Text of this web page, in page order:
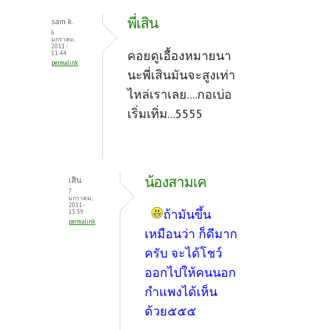
sam k.
6
มกราคม,
2011 -
11:44
permalink
พี่เสิน
คอยดูเอื้องหมายนา
นะพี่เสินมันจะสูงเท่า
ไหล่เราเลย....กอเบ่อ
เริ่มเทิ่ม...5555
เสิน
7
มกราคม,
2011 -
13:59
permalink
น้องสามเค
ถ้ามันขึ้น
เหมือนว่า ก็ดีมาก
ครับ จะได้โชว์
ออกไปให้คนนอก
กำแพงได้เห็น
ด้วย๕๕๕